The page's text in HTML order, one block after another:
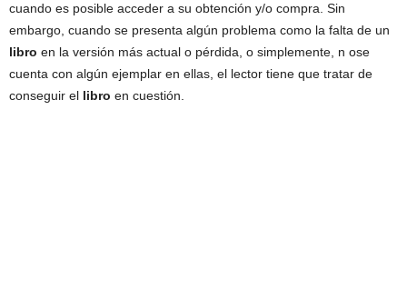
cuando es posible acceder a su obtención y/o compra. Sin
embargo, cuando se presenta algún problema como la falta de un
libro en la versión más actual o pérdida, o simplemente, n ose
cuenta con algún ejemplar en ellas, el lector tiene que tratar de
conseguir el libro en cuestión.